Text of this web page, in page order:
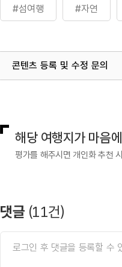
#섬여행 #자연
콘텐츠 등록 및 수정 문의
해당 여행지가 마음
평가를 해주시면 개인화 추천
댓글 (11건)